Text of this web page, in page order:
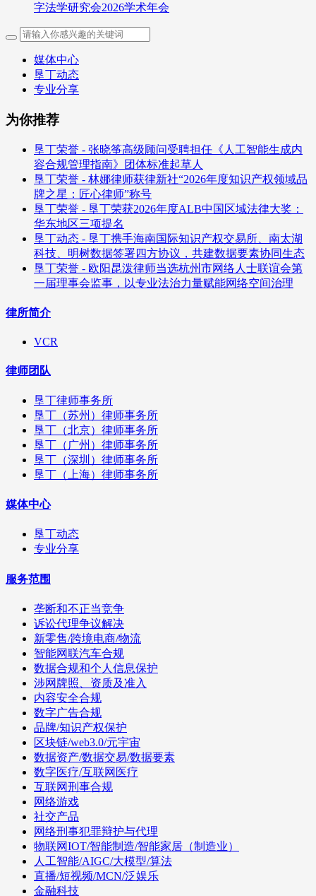
字法学研究会2026学术年会
媒体中心
垦丁动态
专业分享
为你推荐
垦丁荣誉 - 张晓筝高级顾问受聘担任《人工智能生成内
容合规管理指南》团体标准起草人
垦丁荣誉 - 林娜律师获律新社“2026年度知识产权领域品
牌之星：匠心律师”称号
垦丁荣誉 - 垦丁荣获2026年度ALB中国区域法律大奖：
华东地区三项提名
垦丁动态 - 垦丁携手海南国际知识产权交易所、南太湖
科技、明树数据签署四方协议，共建数据要素协同生态
垦丁荣誉 - 欧阳昆泼律师当选杭州市网络人士联谊会第
一届理事会监事，以专业法治力量赋能网络空间治理
律所简介
VCR
律师团队
垦丁律师事务所
垦丁（苏州）律师事务所
垦丁（北京）律师事务所
垦丁（广州）律师事务所
垦丁（深圳）律师事务所
垦丁（上海）律师事务所
媒体中心
垦丁动态
专业分享
服务范围
垄断和不正当竞争
诉讼代理争议解决
新零售/跨境电商/物流
智能网联汽车合规
数据合规和个人信息保护
涉网牌照、资质及准入
内容安全合规
数字广告合规
品牌/知识产权保护
区块链/web3.0/元宇宙
数据资产/数据交易/数据要素
数字医疗/互联网医疗
互联网刑事合规
网络游戏
社交产品
网络刑事犯罪辩护与代理
物联网IOT/智能制造/智能家居（制造业）
人工智能/AIGC/大模型/算法
直播/短视频/MCN/泛娱乐
金融科技